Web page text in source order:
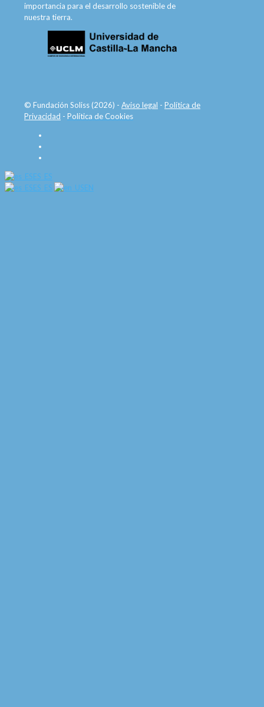
importancia para el desarrollo sostenible de
nuestra tierra.
© Fundación Soliss (2026) - Aviso legal - Política de
Privacidad - Política de Cookies
ES_ES
ES_ES
EN